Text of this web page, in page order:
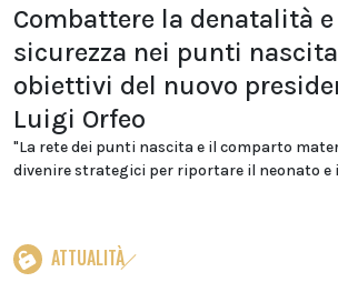
Combattere la denatalità
sicurezza nei punti
obiettivi del nuovo
Luigi Orfeo
"La rete dei punti nascita e il comparto
divenire strategici per riportare il neonato e
ATTUALITÀ